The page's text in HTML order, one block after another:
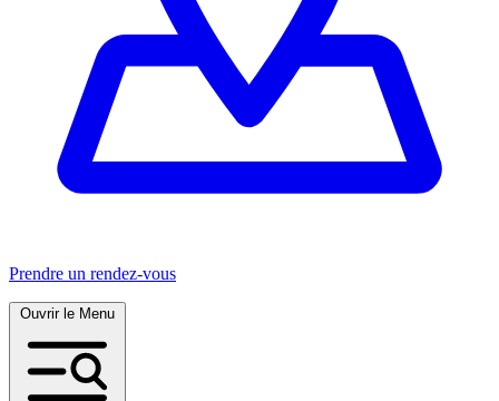
Prendre un rendez-vous